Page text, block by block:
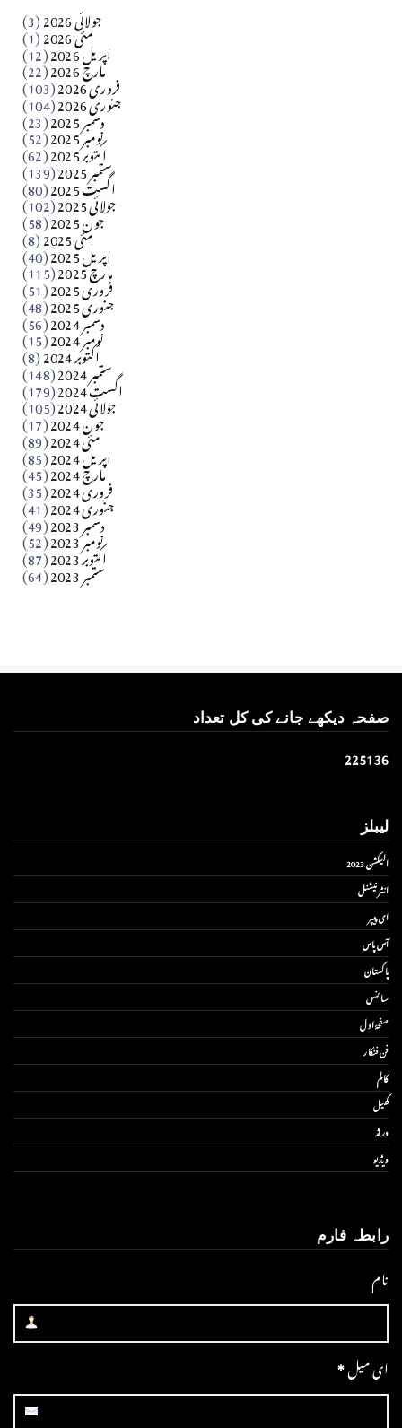
آزاد کشمیر جیسے احتجاج کی ضرورت ہے؟ از،،، ظہیرالدین
جولائی 2026 (3) مئی 2026 (1) اپریل 2026 (12) مارچ 2026 (22) فروری 2026 (103) جنوری 2026 (104) دسمبر 2025 (23) نومبر 2025 (52) اکتوبر 2025 (62) ستمبر 2025 (139) اگست 2025 (80) جولائی 2025 (102) جون 2025 (58) مئی 2025 (8) اپریل 2025 (40) مارچ 2025 (115) فروری 2025 (51) جنوری 2025 (48) دسمبر 2024 (56) نومبر 2024 (15) اکتوبر 2024 (8) ستمبر 2024 (148) اگست 2024 (179) جولائی 2024 (105) جون 2024 (17) مئی 2024 (89) اپریل 2024 (85) مارچ 2024 (45) فروری 2024 (35) جنوری 2024 (41) دسمبر 2023 (49) نومبر 2023 (52) اکتوبر 2023 (87) ستمبر 2023 (64)
صفحہ دیکھے جانے کی کل تعداد
225136
لیبلز
الیکشن 2023
انٹر نیشنل
ای پیپر
آس پاس
پاکستان
سائنس
صفحۂ اول
فن فنکار
کالم
کھیل
ورلڈ
ویڈیو
رابطہ فارم
نام
ای میل*